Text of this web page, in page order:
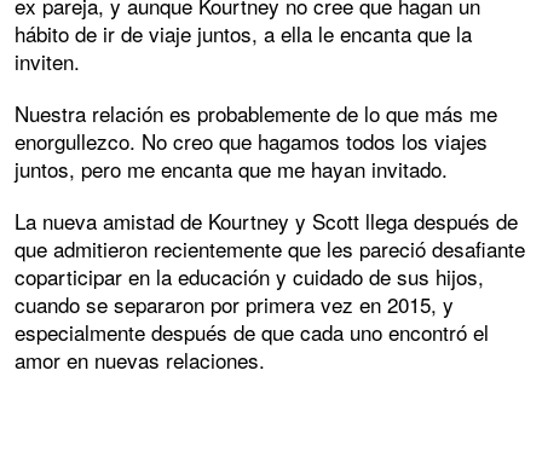
hábito de ir de viaje juntos, a ella le encanta que la
inviten.
Nuestra relación es probablemente de lo que más me
enorgullezco. No creo que hagamos todos los viajes
juntos, pero me encanta que me hayan invitado.
La nueva amistad de Kourtney y Scott llega después de
que admitieron recientemente que les pareció desafiante
coparticipar en la educación y cuidado de sus hijos,
cuando se separaron por primera vez en 2015, y
especialmente después de que cada uno encontró el
amor en nuevas relaciones.